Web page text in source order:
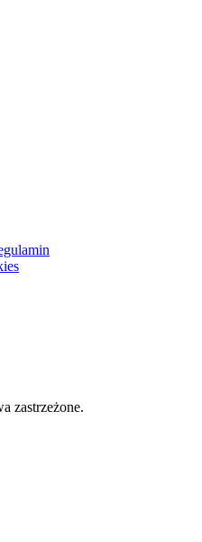
zastrzeżone.